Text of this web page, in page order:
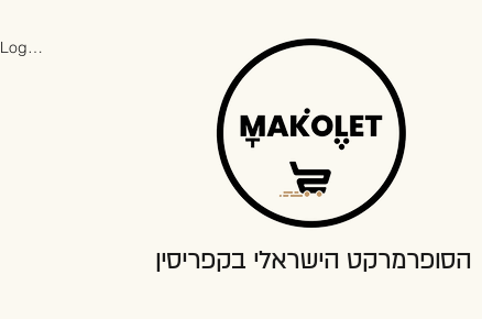
Log In
הסופרמרקט הישראלי בקפריסין